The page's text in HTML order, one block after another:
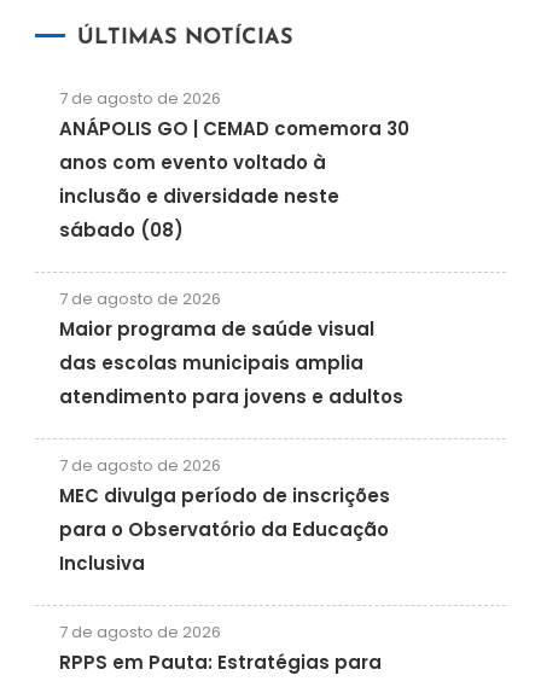
ÚLTIMAS NOTÍCIAS
7 de agosto de 2026
ANÁPOLIS GO | CEMAD comemora 30
anos com evento voltado à
inclusão e diversidade neste
sábado (08)
7 de agosto de 2026
Maior programa de saúde visual
das escolas municipais amplia
atendimento para jovens e adultos
7 de agosto de 2026
MEC divulga período de inscrições
para o Observatório da Educação
Inclusiva
7 de agosto de 2026
RPPS em Pauta: Estratégias para